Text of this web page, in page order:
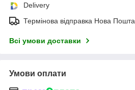
Delivery
Термінова відправка Нова Пошта
Всі умови доставки
Умови оплати